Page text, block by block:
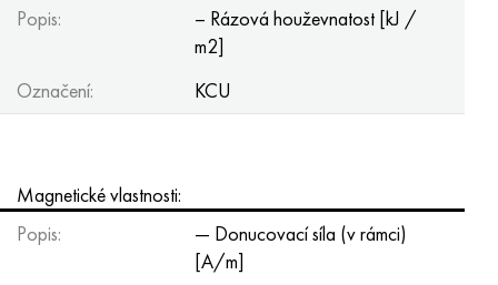
Popis:
– Rázová houževnatost [kJ /
m2]
Označení:
KCU
Magnetické vlastnosti:
Popis:
— Donucovací síla (v rámci)
[A/m]